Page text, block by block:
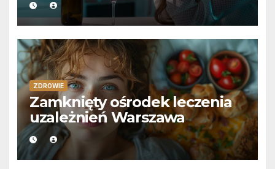
ZDROWIE
Zamknięty ośrodek leczenia
uzależnień Warszawa